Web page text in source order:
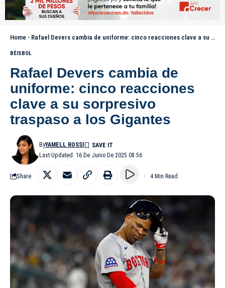
Home - Rafael Devers cambia de uniforme: cinco reacciones clave a su sorpresivo traspaso a los Gigantes
BÉISBOL
Rafael Devers cambia de
uniforme: cinco reacciones
clave a su sorpresivo
traspaso a los Gigantes
Last Updated: 16 De Junio De 2025 08:56
ByYAMELL ROSSI
Share 4 Min Read